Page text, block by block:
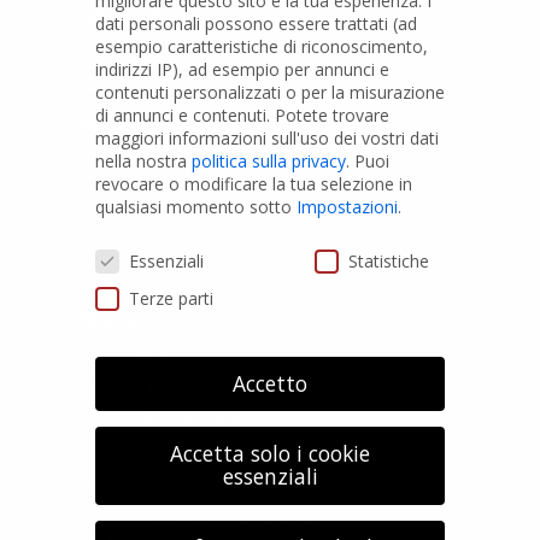
PRODOTTI
Tubi PVC
Raccordi PVC
Tubi e Raccordi in PVC-A
Pozzi Artesiani
Privacy Policy
GDPR Personal data
Modifica impostazione Cookies
Copyright© 2023 LA.RE.TER. SPA
dati personali possono essere trattati (ad
esempio caratteristiche di riconoscimento,
indirizzi IP), ad esempio per annunci e
contenuti personalizzati o per la misurazione
di annunci e contenuti. Potete trovare
maggiori informazioni sull'uso dei vostri dati
nella nostra politica sulla privacy. Puoi
revocare o modificare la tua selezione in
qualsiasi momento sotto Impostazioni.
Preferenze Privacy
Essenziali
Statistiche
Terze parti
Accetto
Accetta solo i cookie
essenziali